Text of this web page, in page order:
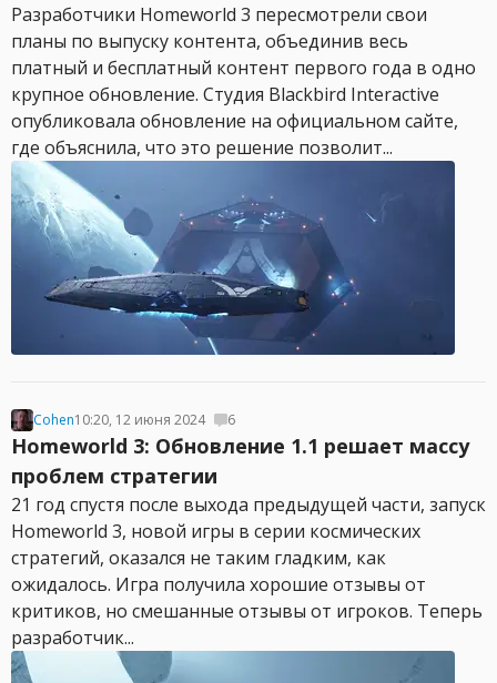
Разработчики Homeworld 3 пересмотрели свои
планы по выпуску контента, объединив весь
платный и бесплатный контент первого года в одно
крупное обновление. Студия Blackbird Interactive
опубликовала обновление на официальном сайте,
где объяснила, что это решение позволит...
Cohen10:20, 12 июня 2024 6
Homeworld 3: Обновление 1.1 решает массу
проблем стратегии
21 год спустя после выхода предыдущей части, запуск
Homeworld 3, новой игры в серии космических
стратегий, оказался не таким гладким, как
ожидалось. Игра получила хорошие отзывы от
критиков, но смешанные отзывы от игроков. Теперь
разработчик...